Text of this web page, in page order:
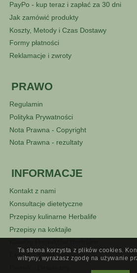
PayPo - kup teraz i zapłać za 30 dni
Jak zamówić produkty
Koszty, Metody i Czas Dostawy
Formy płatności
Reklamacje i zwroty
PRAWO
Regulamin
Polityka Prywatności
Nota Prawna - Copyright
Nota Prawna - rezultaty
INFORMACJE
Kontakt z nami
Konsultacje dietetyczne
Przepisy kulinarne Herbalife
Przepisy na koktajle
Cennik - Klient Premium
Ta strona korzysta z plików cookies.
witryny, wyrażasz zgodę na używanie